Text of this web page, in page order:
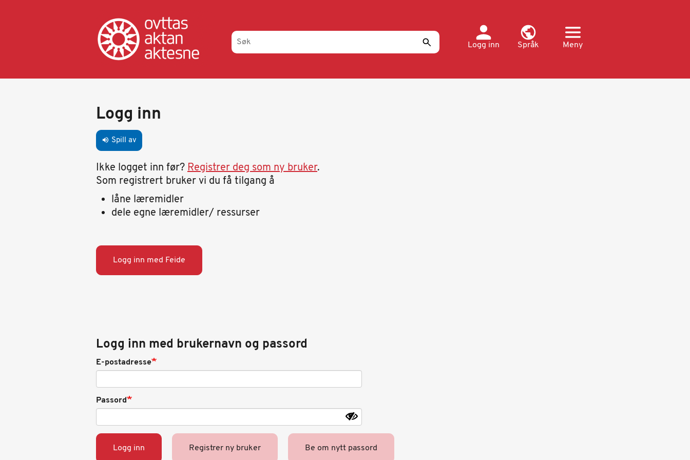
Logg inn
Språk Meny
tabs
Logg inn
volume_up Spill av
Ikke logget inn før?Registrer deg som ny bruker.
Som registrert bruker vi du få tilgang å
låne læremidler
dele egne læremidler/ ressurser
Logg inn med Feide
Logg inn med brukernavn og passord
E-postadresse
Passord
Logg inn Registrer ny bruker Be om nytt passord